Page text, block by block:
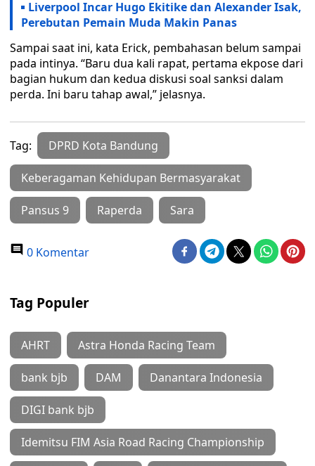
Liverpool Incar Hugo Ekitike dan Alexander Isak,
Perebutan Pemain Muda Makin Panas
Sampai saat ini, kata Erick, pembahasan belum sampai
pada intinya. “Baru dua kali rapat, pertama ekpose dari
bagian hukum dan kedua diskusi soal sanksi dalam
perda. Ini baru tahap awal,” jelasnya.
Tag: DPRD Kota Bandung
Keberagaman Kehidupan Bermasyarakat
Pansus 9 Raperda Sara
0 Komentar
Tag Populer
AHRT Astra Honda Racing Team
bank bjb DAM Danantara Indonesia
DIGI bank bjb
Idemitsu FIM Asia Road Racing Championship